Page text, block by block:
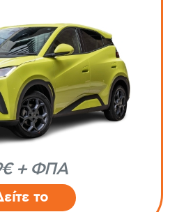
+ ΦΠΑ
το